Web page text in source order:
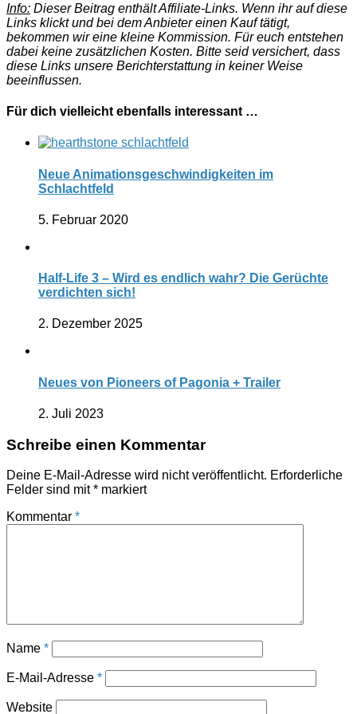
Info: Dieser Beitrag enthält Affiliate-Links. Wenn ihr auf diese
Links klickt und bei dem Anbieter einen Kauf tätigt,
bekommen wir eine kleine Kommission. Für euch entstehen
dabei keine zusätzlichen Kosten. Bitte seid versichert, dass
diese Links unsere Berichterstattung in keiner Weise
beeinflussen.
Für dich vielleicht ebenfalls interessant …
Neue Animationsgeschwindigkeiten im
Schlachtfeld
5. Februar 2020
Half-Life 3 – Wird es endlich wahr? Die Gerüchte
verdichten sich!
2. Dezember 2025
Neues von Pioneers of Pagonia + Trailer
2. Juli 2023
Schreibe einen Kommentar
Deine E-Mail-Adresse wird nicht veröffentlicht. Erforderliche
Felder sind mit* markiert
Kommentar *
Name *
E-Mail-Adresse *
Website